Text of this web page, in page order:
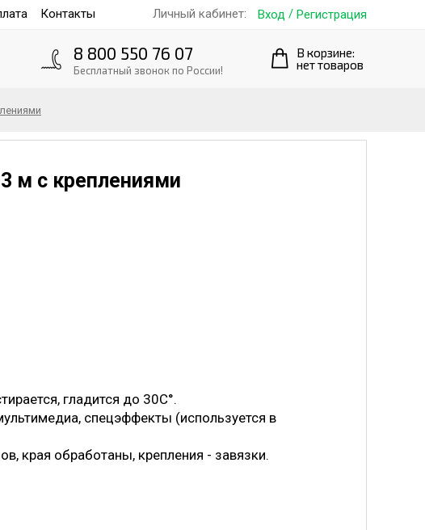
Контакты Личный кабинет: Вход / Регистрация
8 800 550 76 07
Бесплатный звонок по России!
В корзине:
нет товаров
м с креплениями
гладится до 30С°.
спецэффекты (используется в
края обработаны, крепления - завязки.